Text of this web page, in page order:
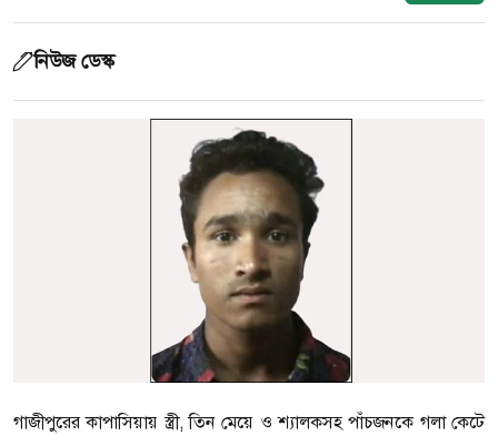
নিউজ ডেস্ক
গাজীপুরের কাপাসিয়ায় স্ত্রী, তিন মেয়ে ও শ্যালকসহ পাঁচজনকে গলা কেটে